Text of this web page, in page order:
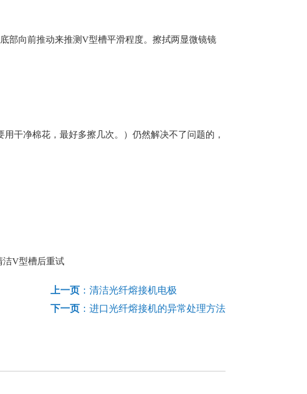
部向前推动来推测V型槽平滑程度。擦拭两显微镜镜
干净棉花，最好多擦几次。）仍然解决不了问题的，
洁V型槽后重试
上一页： 清洁光纤熔接机电极
下一页： 进口光纤熔接机的异常处理方法